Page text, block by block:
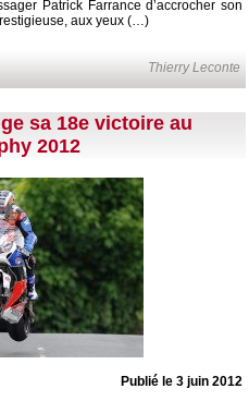
Patrick Farrance d’accrocher son
aux yeux (…)
Thierry Leconte
sa 18e victoire au
2012
Publié le 3 juin 2012